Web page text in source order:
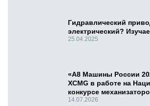
Гидравлический
электрический?
25.04.2025
«А8 Машины России
XCMG в работе на
конкурсе
14.07.2026